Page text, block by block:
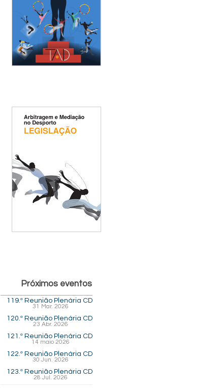
Próximos eventos
119.ª Reunião Plenária CD
31 Mar. 2026
120.ª Reunião Plenária CD
23 Abr. 2026
121.ª Reunião Plenária CD
14 maio 2026
122.ª Reunião Plenária CD
30 Jun. 2026
123.ª Reunião Plenária CD
28 Jul. 2026